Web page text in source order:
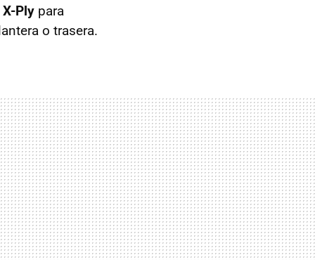
X-Ply para
o trasera.